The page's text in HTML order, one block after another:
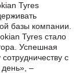
Tyres
базы компании.
Tyres стало
Успешная
с
–